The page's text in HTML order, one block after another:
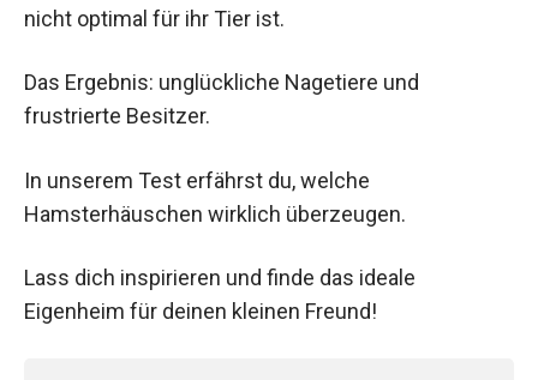
nicht optimal für ihr Tier ist.
Das Ergebnis: unglückliche Nagetiere und
frustrierte Besitzer.
In unserem Test erfährst du, welche
Hamsterhäuschen wirklich überzeugen.
Lass dich inspirieren und finde das ideale
Eigenheim für deinen kleinen Freund!